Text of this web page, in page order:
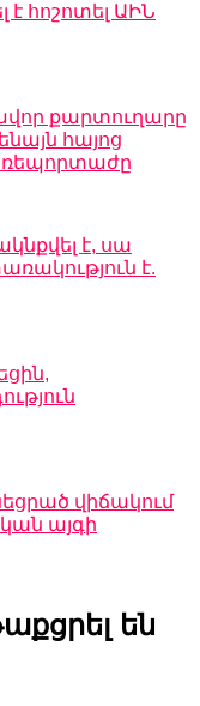
է հոշոտել ԱԻՆ
քարտուղարը
հայոց
ռեպորտաժը
է, սա
է.
վիճակում
այգի
են